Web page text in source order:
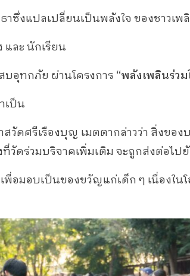
าซึ่งแปลเปลี่ยนเป็นพลังใจ ของชาวเ
ละ นักเรียน
อุทกภัย ผ่านโครงการ“พลังเพลินร่วม
เป็น
สวัดศรีเรืองบุญ เมตตากล่าวว่า สิ่งของ
ดร่วมบริจาคเพิ่มเติม จะถูกส่งต่อไปยั
อมอบเป็นของขวัญแก่เด็ก ๆ เนื่องใน